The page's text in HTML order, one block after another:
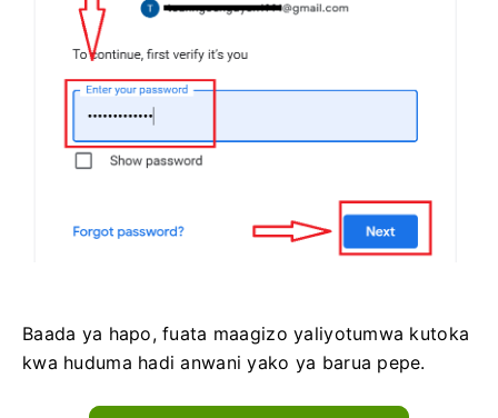
Baada ya hapo, fuata maagizo yaliyotumwa kutoka
kwa huduma hadi anwani yako ya barua pepe.